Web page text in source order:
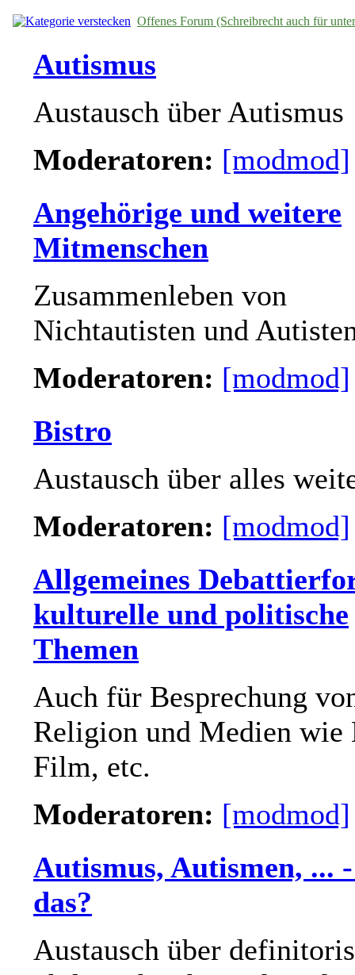
Offenes Forum (Schreibrecht auch für
Autismus
Austausch über Autismus
Moderatoren: [modmod]
Angehörige und weitere
Mitmenschen
Zusammenleben von
Nichtautisten und
Moderatoren: [modmod]
Bistro
Austausch über alles
Moderatoren: [modmod]
Allgemeines
kulturelle und politische
Themen
Auch für Besprechung
Religion und Medien wie
Film, etc.
Moderatoren: [modmod]
Autismus, Autismen, ...
das?
Austausch über